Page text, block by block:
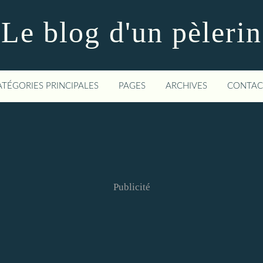
Le blog d'un pèlerin
PRINCIPALES PAGES ARCHIVES
Publicité